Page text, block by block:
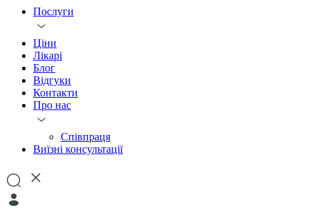
Послуги
Ціни
Лікарі
Блог
Відгуки
Контакти
Про нас
Співпраця
Виїзні консультації